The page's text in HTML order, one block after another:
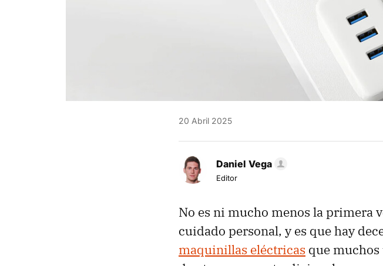
20 Abril 2025
Daniel Vega
Editor
No es ni mucho menos la primera
cuidado personal, y es que hay
maquinillas eléctricas que